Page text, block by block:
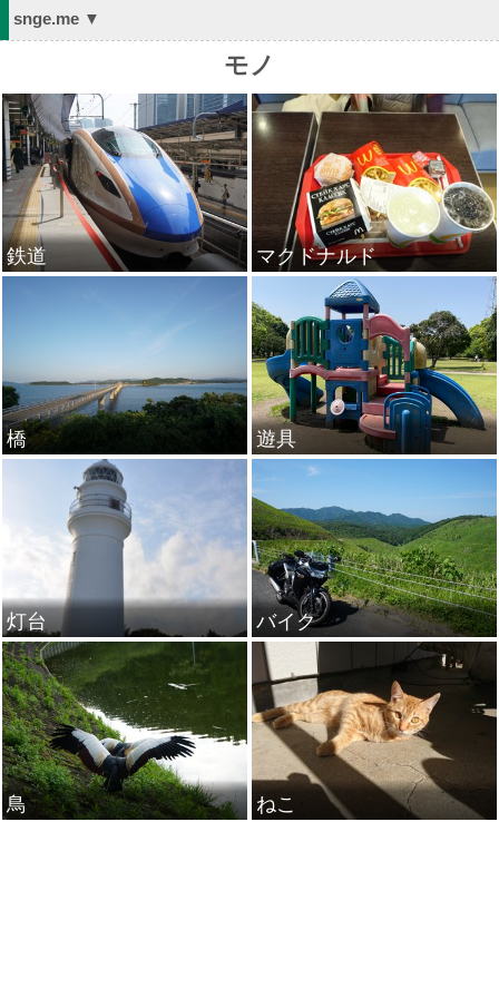
snge.me ▼
モノ
鉄道 マクドナルド
橋 遊具
灯台 バイク
鳥 ねこ